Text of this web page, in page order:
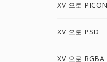
XV 으로 PICON
XV 으로 PSD
XV 으로 RGBA